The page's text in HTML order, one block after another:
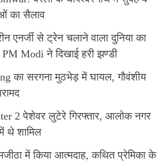
का सैलाव
एनर्जी से ट्रेन चलाने वाला दुनिया का
PM Modi ने दिखाई हरी झण्डी
का सरगना मुठभेड़ में घायल, गौवंशीय
2 पेशेवर लुटेरे गिरफ्तार, आलोक नगर
थे शामिल
में किया आत्मदाह, कथित प्रेमिका के